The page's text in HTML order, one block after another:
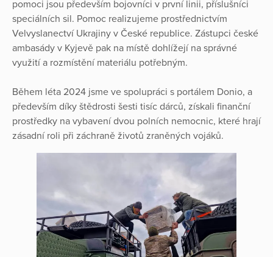
pomoci jsou především bojovníci v první linii, příslušníci
speciálních sil. Pomoc realizujeme prostřednictvím
Velvyslanectví Ukrajiny v České republice. Zástupci české
ambasády v Kyjevě pak na místě dohlížejí na správné
využití a rozmístění materiálu potřebným.
Během léta 2024 jsme ve spolupráci s portálem Donio, a
především díky štědrosti šesti tisíc dárců, získali finanční
prostředky na vybavení dvou polních nemocnic, které hrají
zásadní roli při záchraně životů zraněných vojáků.